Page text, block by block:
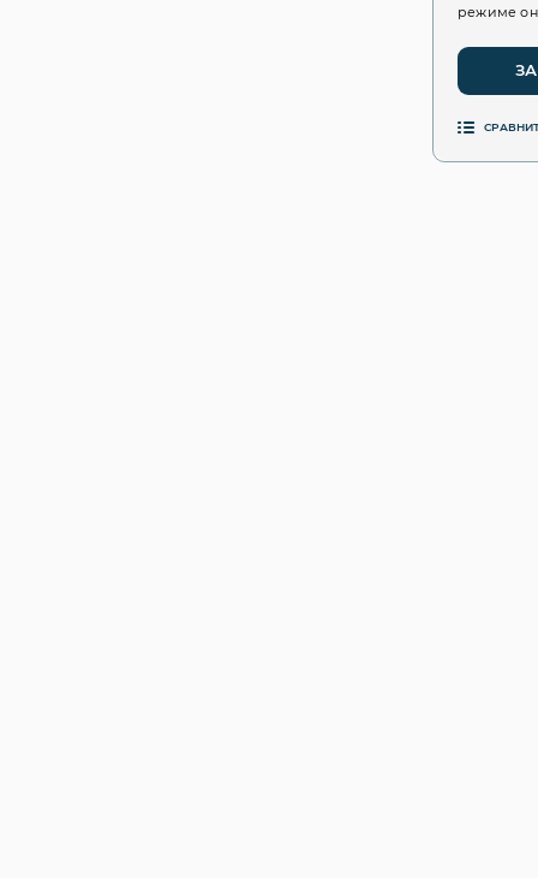
режиме